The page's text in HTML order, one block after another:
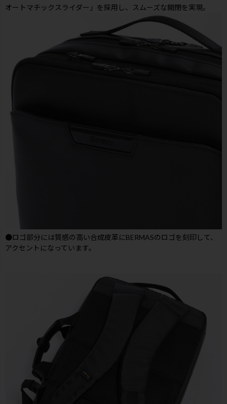
オートマチックスライダー」を採用し、スムーズな開閉を実現。
●ロゴ部分には質感の高い合成皮革にBERMASのロゴを刻印して、
アクセントになっています。